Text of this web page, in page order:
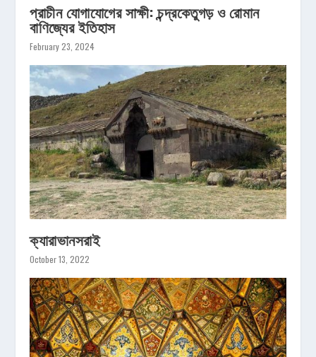
প্রাচীন যোগাযোগের সাক্ষী: চন্দ্রকেতুগড় ও রোমান
বাণিজ্যের ইতিহাস
February 23, 2024
ক্যারাভানসরাই
October 13, 2022